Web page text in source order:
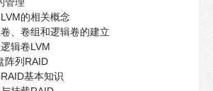
的相关概念
、卷组和逻辑卷的建立
辑卷LVM
阵列RAID
基本知识